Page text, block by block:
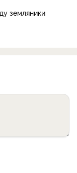
земляники